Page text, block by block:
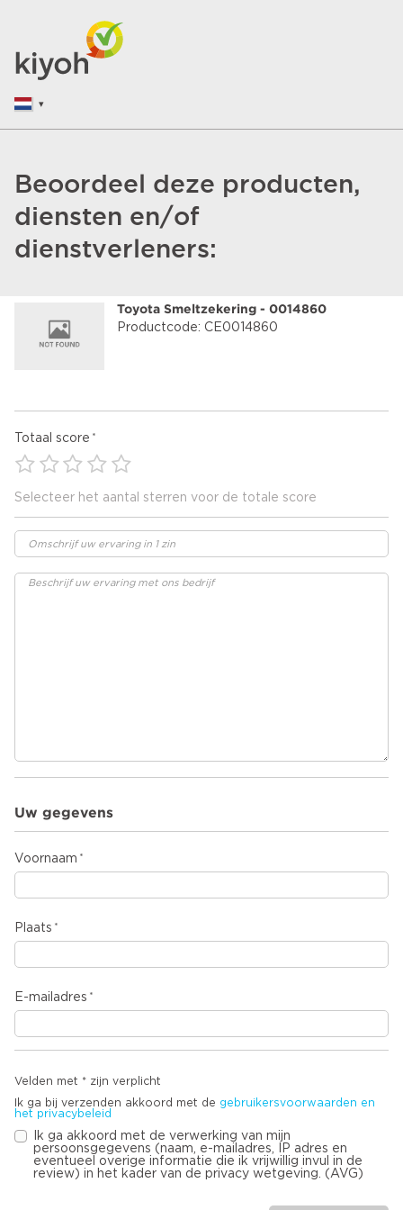
Beoordeel deze producten,
diensten en/of
dienstverleners:
Toyota Smeltzekering - 0014860
Productcode: CE0014860
Totaal score
Selecteer het aantal sterren voor de totale score
Uw gegevens
Voornaam
Plaats
E-mailadres
Velden met * zijn verplicht
Ik ga bij verzenden akkoord met de gebruikersvoorwaarden en
het privacybeleid
Ik ga akkoord met de verwerking van mijn
persoonsgegevens (naam, e-mailadres, IP adres en
eventueel overige informatie die ik vrijwillig invul in de
review) in het kader van de privacy wetgeving. (AVG)